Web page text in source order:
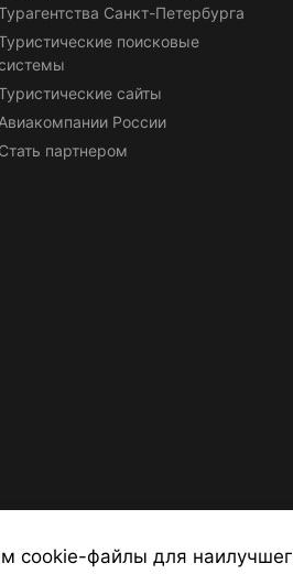
Санкт-Петербурга
поисковые
сайты
Авиакомпании России
Стать партнером
cookie-файлы для